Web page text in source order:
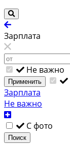
Зарплата
Не важно
Применить
Зарплата
Не важно
С фото
Поиск